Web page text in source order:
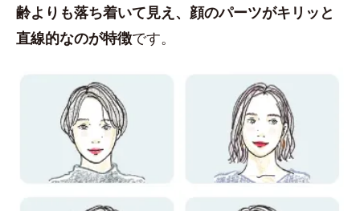
齢よりも落ち着いて見え、顔のパーツがキリッと
直線的なのが特徴です。